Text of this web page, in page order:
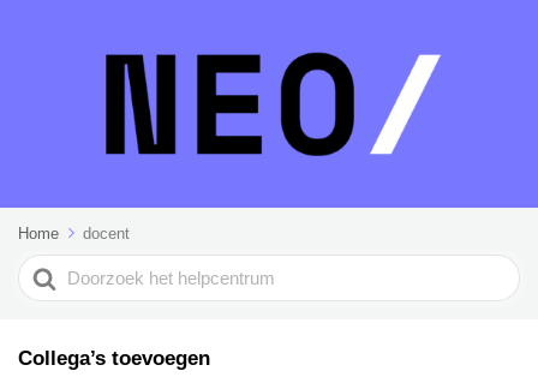
Home docent
Search
For
Collega’s toevoegen